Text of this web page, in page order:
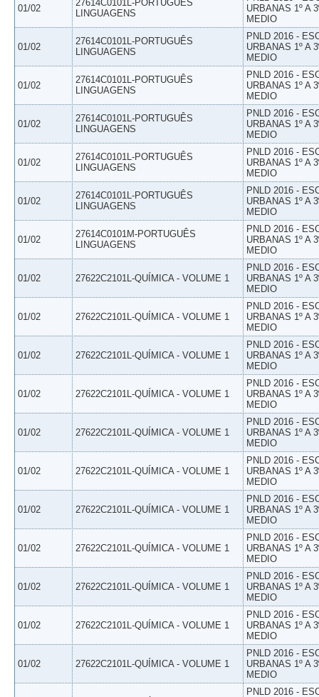
01/02
27614C0101L-PORTUGUÊS
LINGUAGENS
URBANAS 1º A
MEDIO
01/02
27614C0101L-PORTUGUÊS
LINGUAGENS
PNLD 2016 -
URBANAS 1º A
MEDIO
01/02
27614C0101L-PORTUGUÊS
LINGUAGENS
PNLD 2016 -
URBANAS 1º A
MEDIO
01/02
27614C0101L-PORTUGUÊS
LINGUAGENS
PNLD 2016 -
URBANAS 1º A
MEDIO
01/02
27614C0101L-PORTUGUÊS
LINGUAGENS
PNLD 2016 -
URBANAS 1º A
MEDIO
01/02
27614C0101L-PORTUGUÊS
LINGUAGENS
PNLD 2016 -
URBANAS 1º A
MEDIO
01/02
27614C0101M-PORTUGUÊS
LINGUAGENS
PNLD 2016 -
URBANAS 1º A
MEDIO
01/02 27622C2101L-QUÍMICA - VOLUME 1
PNLD 2016 -
URBANAS 1º A
MEDIO
01/02 27622C2101L-QUÍMICA - VOLUME 1
PNLD 2016 -
URBANAS 1º A
MEDIO
01/02 27622C2101L-QUÍMICA - VOLUME 1
PNLD 2016 -
URBANAS 1º A
MEDIO
01/02 27622C2101L-QUÍMICA - VOLUME 1
PNLD 2016 -
URBANAS 1º A
MEDIO
01/02 27622C2101L-QUÍMICA - VOLUME 1
PNLD 2016 -
URBANAS 1º A
MEDIO
01/02 27622C2101L-QUÍMICA - VOLUME 1
PNLD 2016 -
URBANAS 1º A
MEDIO
01/02 27622C2101L-QUÍMICA - VOLUME 1
PNLD 2016 -
URBANAS 1º A
MEDIO
01/02 27622C2101L-QUÍMICA - VOLUME 1
PNLD 2016 -
URBANAS 1º A
MEDIO
01/02 27622C2101L-QUÍMICA - VOLUME 1
PNLD 2016 -
URBANAS 1º A
MEDIO
01/02 27622C2101L-QUÍMICA - VOLUME 1
PNLD 2016 -
URBANAS 1º A
MEDIO
01/02 27622C2101L-QUÍMICA - VOLUME 1
PNLD 2016 -
URBANAS 1º A
MEDIO
PNLD 2016 -